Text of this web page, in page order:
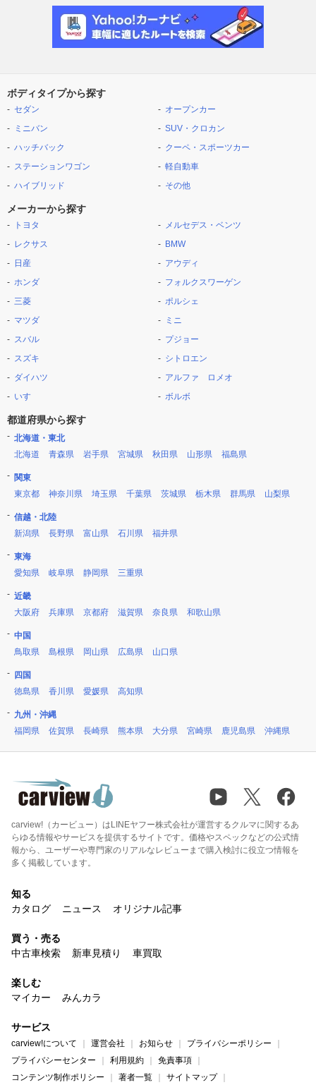
ボディタイプから探す
セダン
ミニバン
ハッチバック
ステーションワゴン
ハイブリッド
オープンカー
SUV・クロカン
クーペ・スポーツカー
軽自動車
その他
メーカーから探す
トヨタ
レクサス
日産
ホンダ
三菱
マツダ
スバル
スズキ
ダイハツ
いすゞ
メルセデス・ベンツ
BMW
アウディ
フォルクスワーゲン
ポルシェ
ミニ
プジョー
シトロエン
アルファ ロメオ
ボルボ
都道府県から探す
北海道・東北
北海道
青森県 岩手県 宮城県 秋田県 山形県 福島県
関東
東京都
神奈川県 埼玉県 千葉県 茨城県 栃木県 群馬県 山梨県
信越・北陸
新潟県
長野県 富山県 石川県 福井県
東海
愛知県
岐阜県 静岡県 三重県
近畿
大阪府
兵庫県 京都府 滋賀県 奈良県 和歌山県
中国
鳥取県
島根県 岡山県 広島県 山口県
四国
徳島県
香川県 愛媛県 高知県
九州・沖縄
福岡県
佐賀県 長崎県 熊本県 大分県 宮崎県 鹿児島県 沖縄県
carview!（カービュー）はLINEヤフー株式会社が運営するクルマに関するあ
らゆる情報やサービスを提供するサイトです。価格やスペックなどの公式情
報から、ユーザーや専門家のリアルなレビューまで購入検討に役立つ情報を
多く掲載しています。
知る
カタログ
ニュース オリジナル記事
買う・売る
中古車検索
新車見積り 車買取
楽しむ
マイカー
みんカラ
サービス
carview!について 運営会社 お知らせ
プライバシーポリシー
プライバシーセンター
利用規約
免責事項
コンテンツ制作ポリシー
著者一覧 サイトマップ